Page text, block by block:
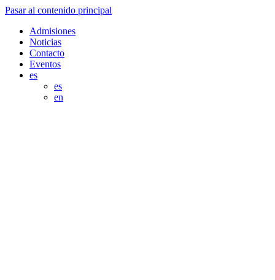
Pasar al contenido principal
Admisiones
Noticias
Contacto
Eventos
es
es
en